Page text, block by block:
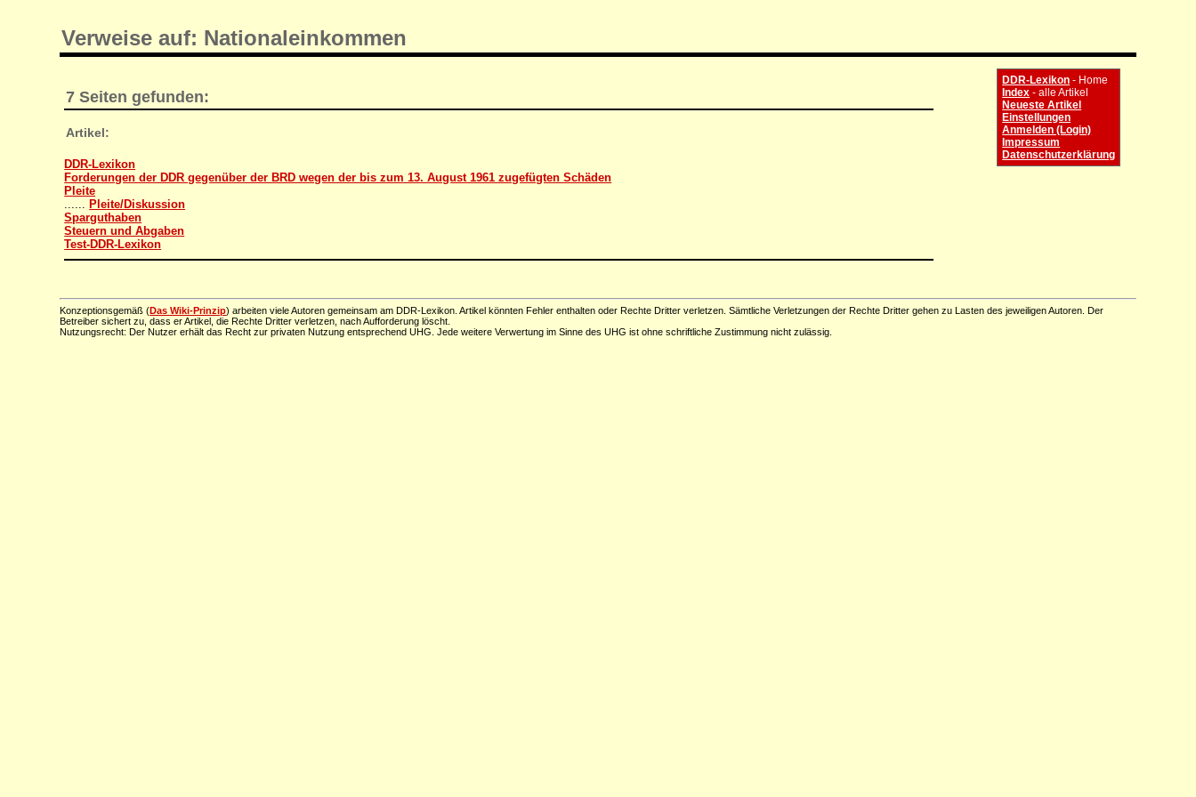
Verweise auf: Nationaleinkommen
7 Seiten gefunden:
Artikel:
DDR-Lexikon
Forderungen der DDR gegenüber der BRD wegen der bis zum 13. August 1961 zugefügten Schäden
Pleite
...... Pleite/Diskussion
Sparguthaben
Steuern und Abgaben
Test-DDR-Lexikon
DDR-Lexikon - Home
Index - alle Artikel
Neueste Artikel
Einstellungen
Anmelden (Login)
Impressum
Datenschutzerklärung
Konzeptionsgemäß (Das Wiki-Prinzip) arbeiten viele Autoren gemeinsam am DDR-Lexikon. Artikel könnten Fehler enthalten oder Rechte Dritter verletzen. Sämtliche Verletzungen der Rechte Dritter gehen zu Lasten des jeweiligen Autoren. Der
Betreiber sichert zu, dass er Artikel, die Rechte Dritter verletzen, nach Aufforderung löscht.
Nutzungsrecht: Der Nutzer erhält das Recht zur privaten Nutzung entsprechend UHG. Jede weitere Verwertung im Sinne des UHG ist ohne schriftliche Zustimmung nicht zulässig.